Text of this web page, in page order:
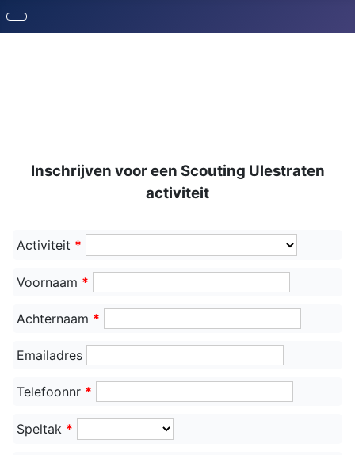
Inschrijven voor een Scouting Ulestraten
activiteit
Activiteit *
Voornaam *
Achternaam *
Emailadres
Telefoonnr *
Speltak *